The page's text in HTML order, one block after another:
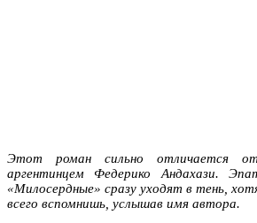
Этот роман сильно отличается от
аргентинцем Федерико Андахази.
«Милосердные» сразу уходят в тень,
всего вспомнишь, услышав имя автора.